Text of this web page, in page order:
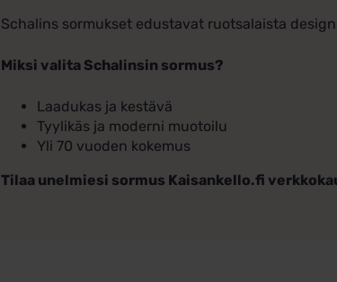
Schalins sormukset edustavat ruotsalaista
Miksi valita Schalinsin sormus?
Laadukas ja kestävä
Tyylikäs ja moderni muotoilu
Yli 70 vuoden kokemus
Tilaa unelmiesi sormus Kaisankello.fi